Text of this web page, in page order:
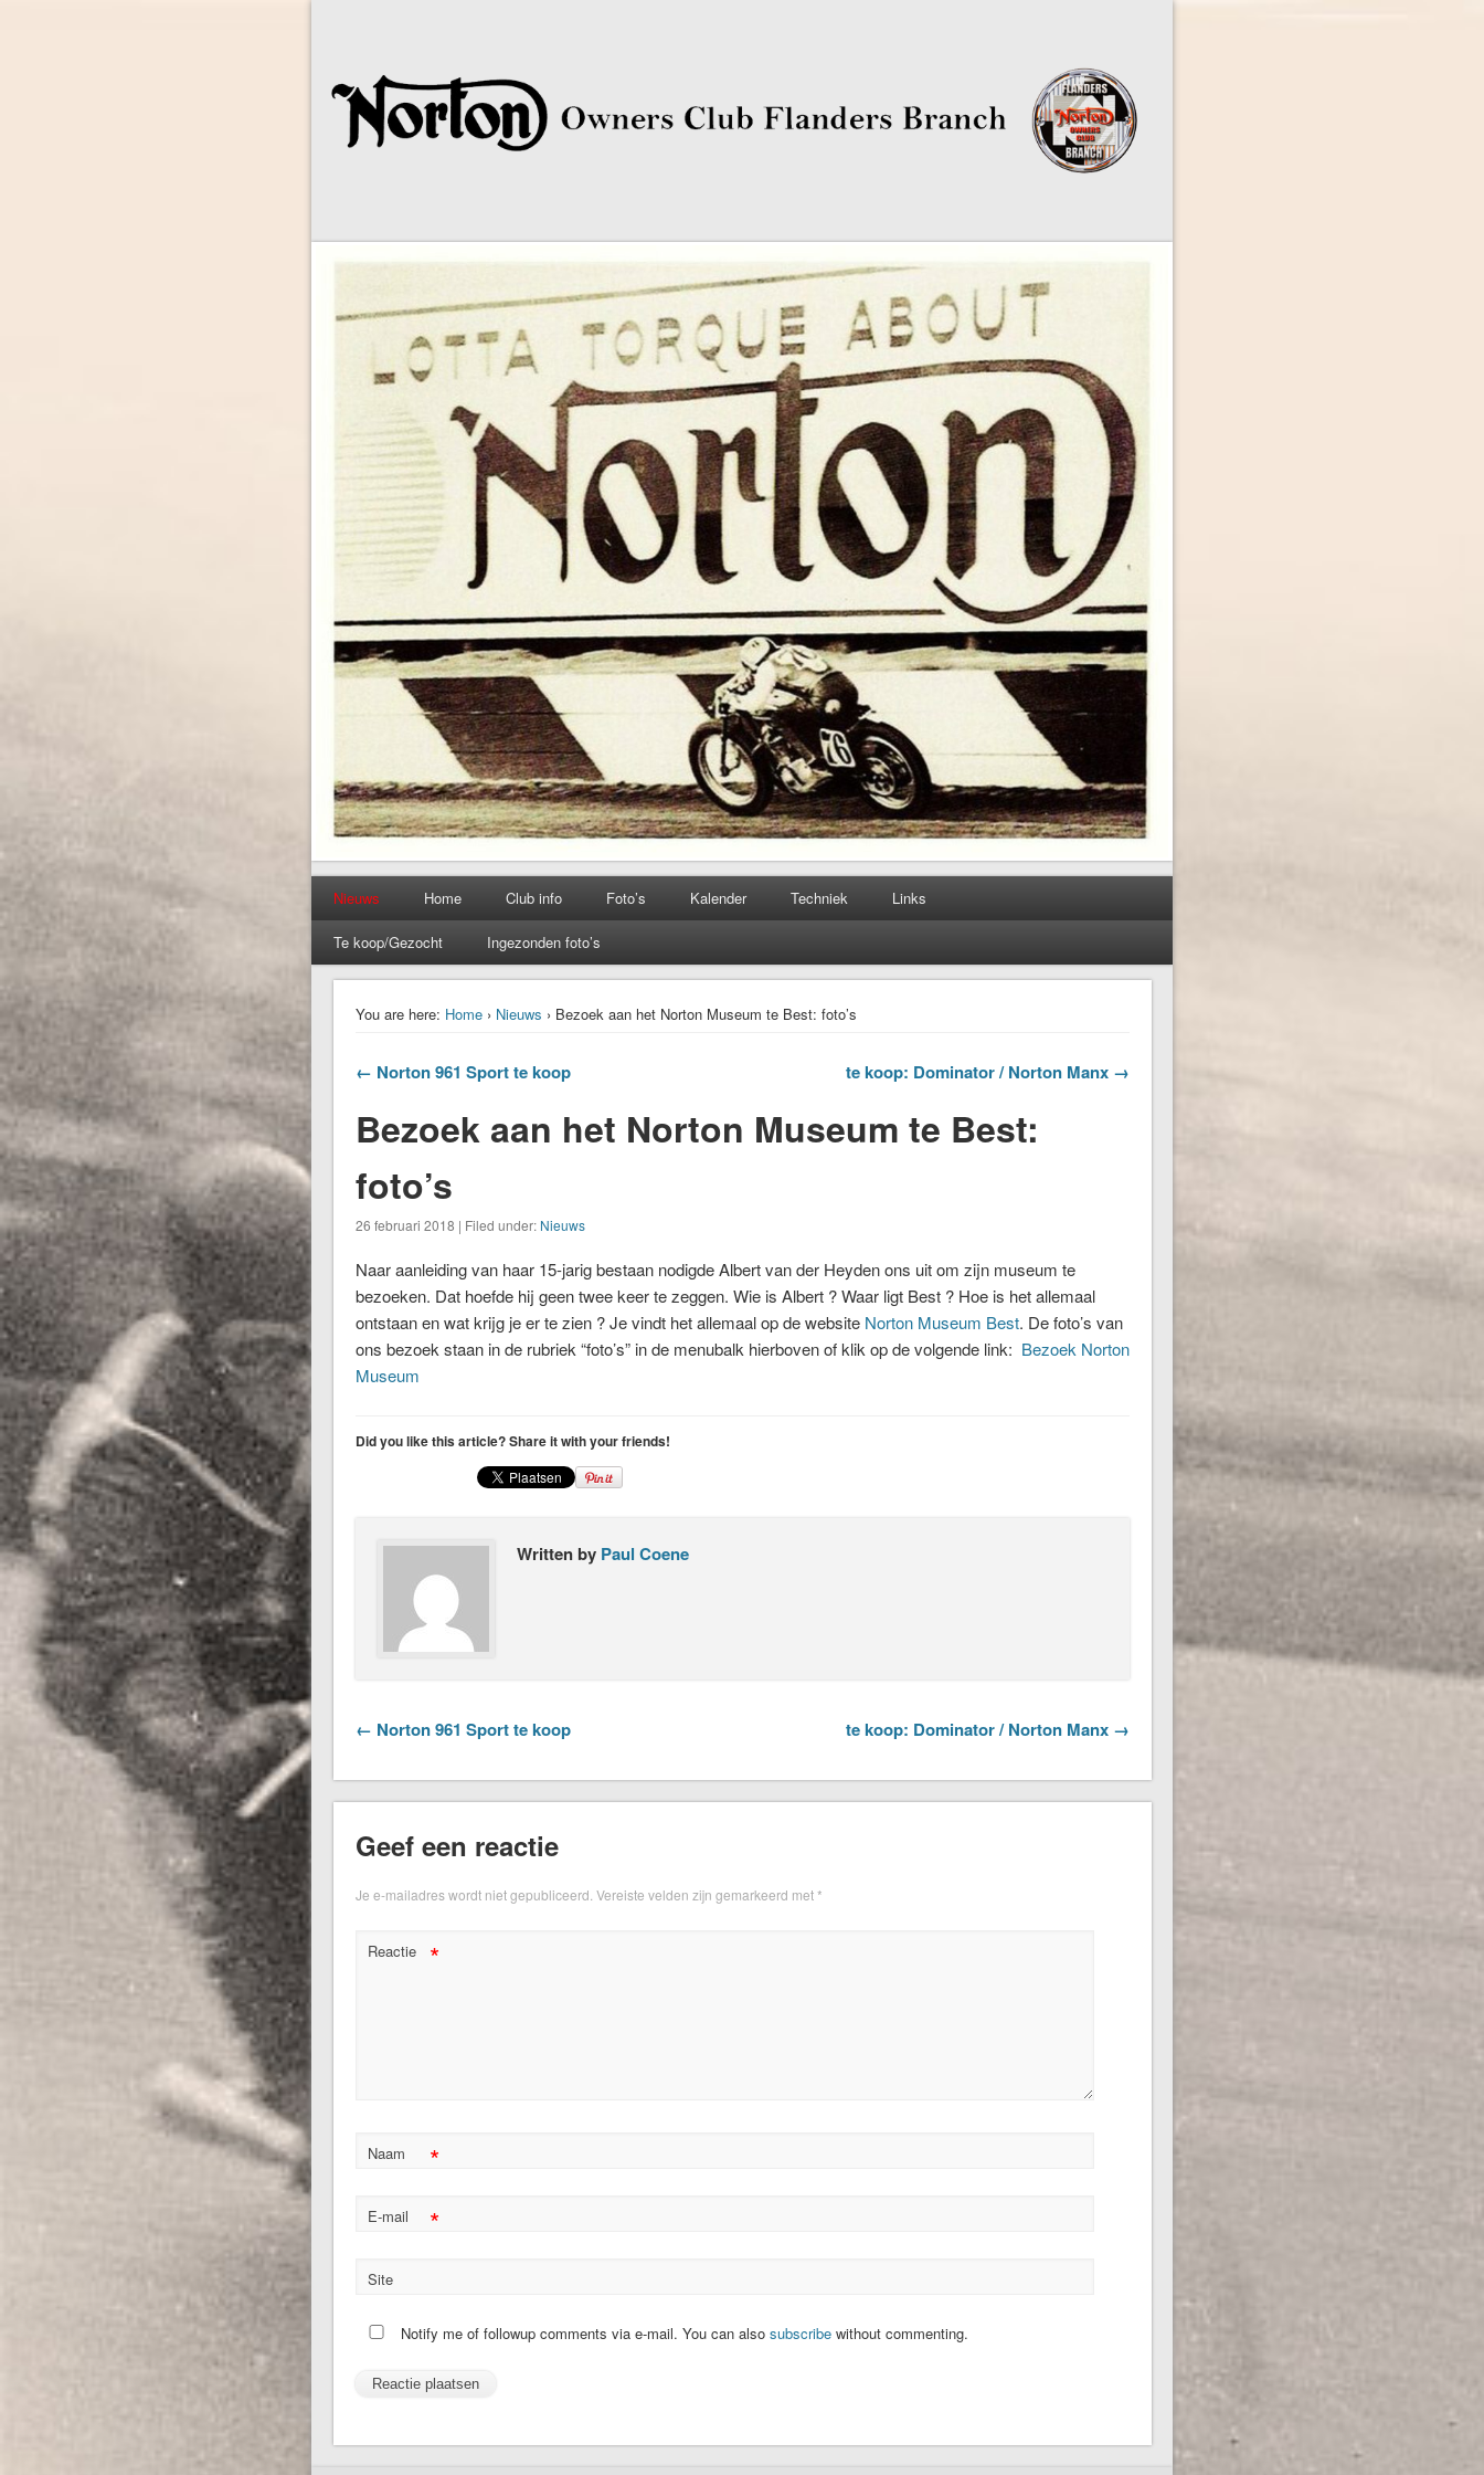
Norton Owners Club Flanders Branch
Nieuws Home Club info Foto’s Kalender Techniek Links
Te koop/Gezocht Ingezonden foto’s
You are here: Home› Nieuws › Bezoek aan het Norton Museum te Best: foto’s
← Norton 961 Sport te koop te koop: Dominator / Norton Manx →
Bezoek aan het Norton Museum te Best:
foto’s
26 februari 2018 | Filed under: Nieuws
Naar aanleiding van haar 15-jarig bestaan nodigde Albert van der Heyden ons uit om zijn museum te
bezoeken. Dat hoefde hij geen twee keer te zeggen. Wie is Albert ? Waar ligt Best ? Hoe is het allemaal
ontstaan en wat krijg je er te zien ? Je vindt het allemaal op de website Norton Museum Best. De foto’s van
ons bezoek staan in de rubriek “foto’s” in de menubalk hierboven of klik op de volgende link: Bezoek Norton
Museum
Did you like this article? Share it with your friends!
Written by Paul Coene
← Norton 961 Sport te koop te koop: Dominator / Norton Manx →
Geef een reactie
Je e-mailadres wordt niet gepubliceerd. Vereiste velden zijn gemarkeerd met*
Reactie *
Naam *
E-mail *
Site
Notify me of followup comments via e-mail. You can also subscribewithout commenting.